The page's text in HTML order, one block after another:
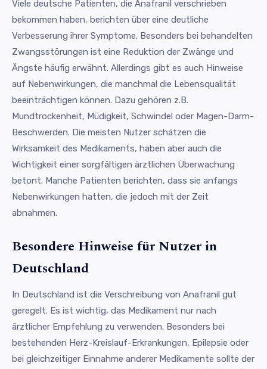
Viele deutsche Patienten, die Anafranil verschrieben
bekommen haben, berichten über eine deutliche
Verbesserung ihrer Symptome. Besonders bei behandelten
Zwangsstörungen ist eine Reduktion der Zwänge und
Ängste häufig erwähnt. Allerdings gibt es auch Hinweise
auf Nebenwirkungen, die manchmal die Lebensqualität
beeinträchtigen können. Dazu gehören z.B.
Mundtrockenheit, Müdigkeit, Schwindel oder Magen-Darm-
Beschwerden. Die meisten Nutzer schätzen die
Wirksamkeit des Medikaments, haben aber auch die
Wichtigkeit einer sorgfältigen ärztlichen Überwachung
betont. Manche Patienten berichten, dass sie anfangs
Nebenwirkungen hatten, die jedoch mit der Zeit
abnahmen.
Besondere Hinweise für Nutzer in
Deutschland
In Deutschland ist die Verschreibung von Anafranil gut
geregelt. Es ist wichtig, das Medikament nur nach
ärztlicher Empfehlung zu verwenden. Besonders bei
bestehenden Herz-Kreislauf-Erkrankungen, Epilepsie oder
bei gleichzeitiger Einnahme anderer Medikamente sollte der